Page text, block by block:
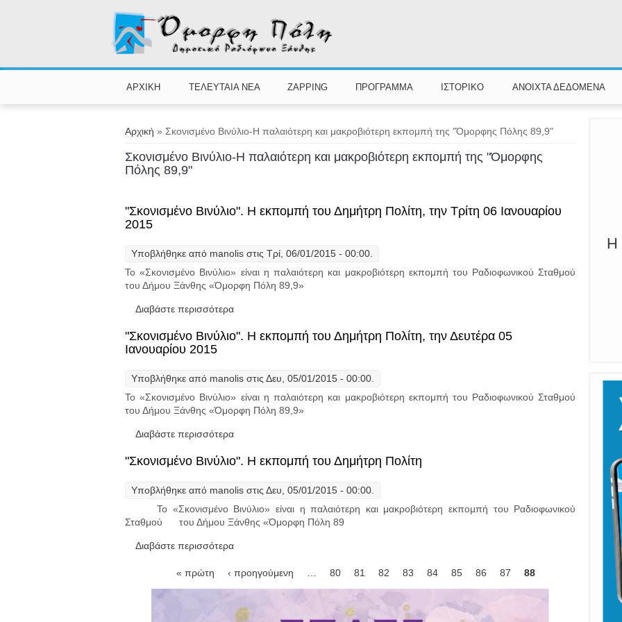
ΑΡΧΙΚΗ ΤΕΛΕΥΤΑΙΑ ΝΕΑ ZAPPING ΠΡΟΓΡΑΜΜΑ ΙΣΤΟΡΙΚΟ ΑΝΟΙΧΤΑ ΔΕΔΟΜΕΝΑ
Είστε εδώ
Αρχική » Σκονισμένο Βινύλιο-Η παλαιότερη και μακροβιότερη εκπομπή της "Όμορφης Πόλης 89,9"
Σκονισμένο Βινύλιο-Η παλαιότερη και μακροβιότερη εκπομπή της "Όμορφης
Πόλης 89,9"
"Σκονισμένο Βινύλιο". Η εκπομπή του Δημήτρη Πολίτη, την Τρίτη 06 Ιανουαρίου
2015
Υποβλήθηκε από manolis στις Τρί, 06/01/2015 - 00:00.
Το «Σκονισμένο Βινύλιο» είναι η παλαιότερη και μακροβιότερη εκπομπή του Ραδιοφωνικού Σταθμού
του Δήμου Ξάνθης «Όμορφη Πόλη 89,9»
Διαβάστε περισσότερα
"Σκονισμένο Βινύλιο". Η εκπομπή του Δημήτρη Πολίτη, την Δευτέρα 05
Ιανουαρίου 2015
Υποβλήθηκε από manolis στις Δευ, 05/01/2015 - 00:00.
Το «Σκονισμένο Βινύλιο» είναι η παλαιότερη και μακροβιότερη εκπομπή του Ραδιοφωνικού Σταθμού
του Δήμου Ξάνθης «Όμορφη Πόλη 89,9»
Διαβάστε περισσότερα για "Σκονισμένο Βινύλιο". Η εκπομπή του Δημήτρη Πολίτη, την Δευτέρα 05 Ιανουαρίου
"Σκονισμένο Βινύλιο". Η εκπομπή του Δημήτρη Πολίτη
Υποβλήθηκε από manolis στις Δευ, 05/01/2015 - 00:00.
Το «Σκονισμένο Βινύλιο» είναι η παλαιότερη και μακροβιότερη εκπομπή του Ραδιοφωνικού
Σταθμού του Δήμου Ξάνθης «Όμορφη Πόλη 89
Διαβάστε περισσότερα
« πρώτη ‹ προηγούμενη 80 81 82 83 84 85 86 87 88
Η